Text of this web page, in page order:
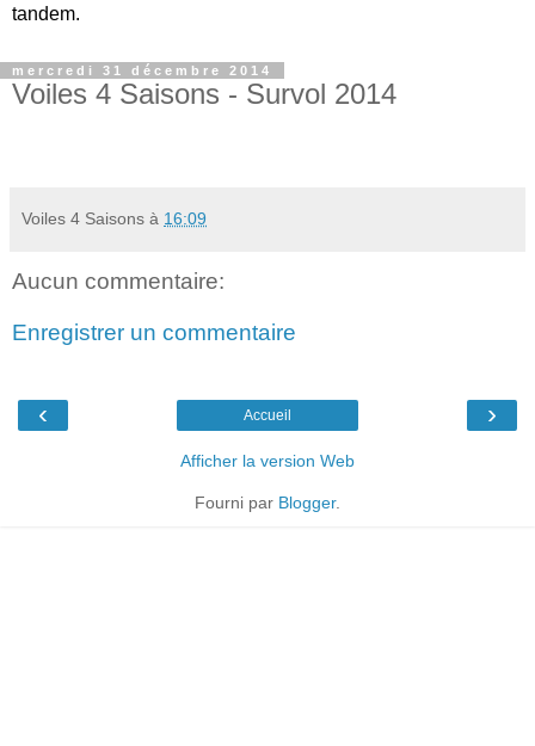
tandem.
mercredi 31 décembre 2014
Voiles 4 Saisons - Survol 2014
Voiles 4 Saisons à 16:09
Aucun commentaire:
Enregistrer un commentaire
‹ ›
Accueil
Afficher la version Web
Fourni par Blogger.